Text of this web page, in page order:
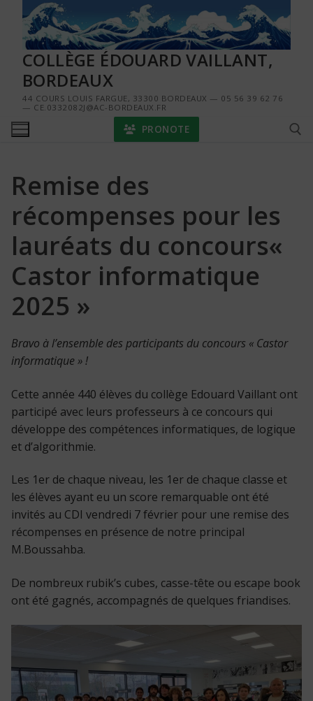
contenu
COLLÈGE ÉDOUARD VAILLANT,
BORDEAUX
44 COURS LOUIS FARGUE, 33300 BORDEAUX — 05 56 39 62 76
— CE.0332082J@AC-BORDEAUX.FR
PRONOTE
Remise des
récompenses pour les
lauréats du concours«
Castor informatique
2025 »
Bravo à l’ensemble des participants du concours « Castor
informatique » !
Cette année 440 élèves du collège Edouard Vaillant ont
participé avec leurs professeurs à ce concours qui
développe des compétences informatiques, de logique
et d’algorithmie.
Les 1er de chaque niveau, les 1er de chaque classe et
les élèves ayant eu un score remarquable ont été
invités au CDI vendredi 7 février pour une remise des
récompenses en présence de notre principal
M.Boussahba.
De nombreux rubik’s cubes, casse-tête ou escape book
ont été gagnés, accompagnés de quelques friandises.